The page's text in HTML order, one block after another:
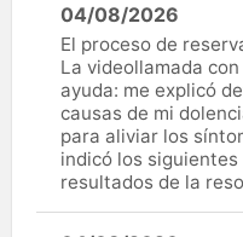
04/08/2026
El proceso de
La videollamada
ayuda: me explicó
causas de mi
para aliviar los
indicó los
resultados de la